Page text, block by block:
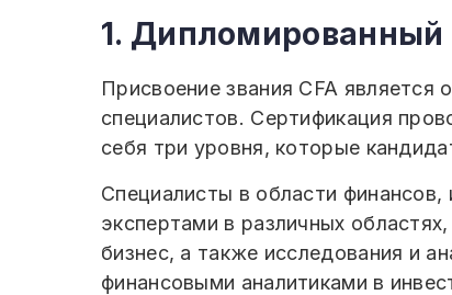
1. Дипломированный
Присвоение звания CFA является
специалистов. Сертификация
себя три уровня, которые
Специалисты в области
экспертами в различных
бизнес, а также исследования и
финансовыми аналитиками в